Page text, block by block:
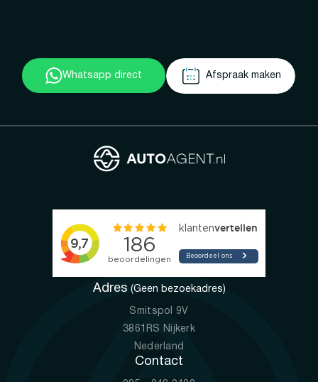
Whatsapp direct Afspraak maken
Adres (Geen bezoekadres)
Smitspol 9V
3861RS Nijkerk
Nederland
Contact